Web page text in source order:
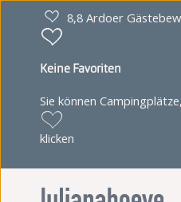
8,8 Ardoer
Keine Favoriten
Sie können
klicken